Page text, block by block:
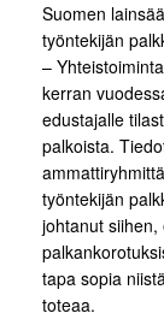
Suomen
työntekijän
–
kerran
edustajalle
palkoista.
työntekijän
johtanut
tapa sopia
toteaa.